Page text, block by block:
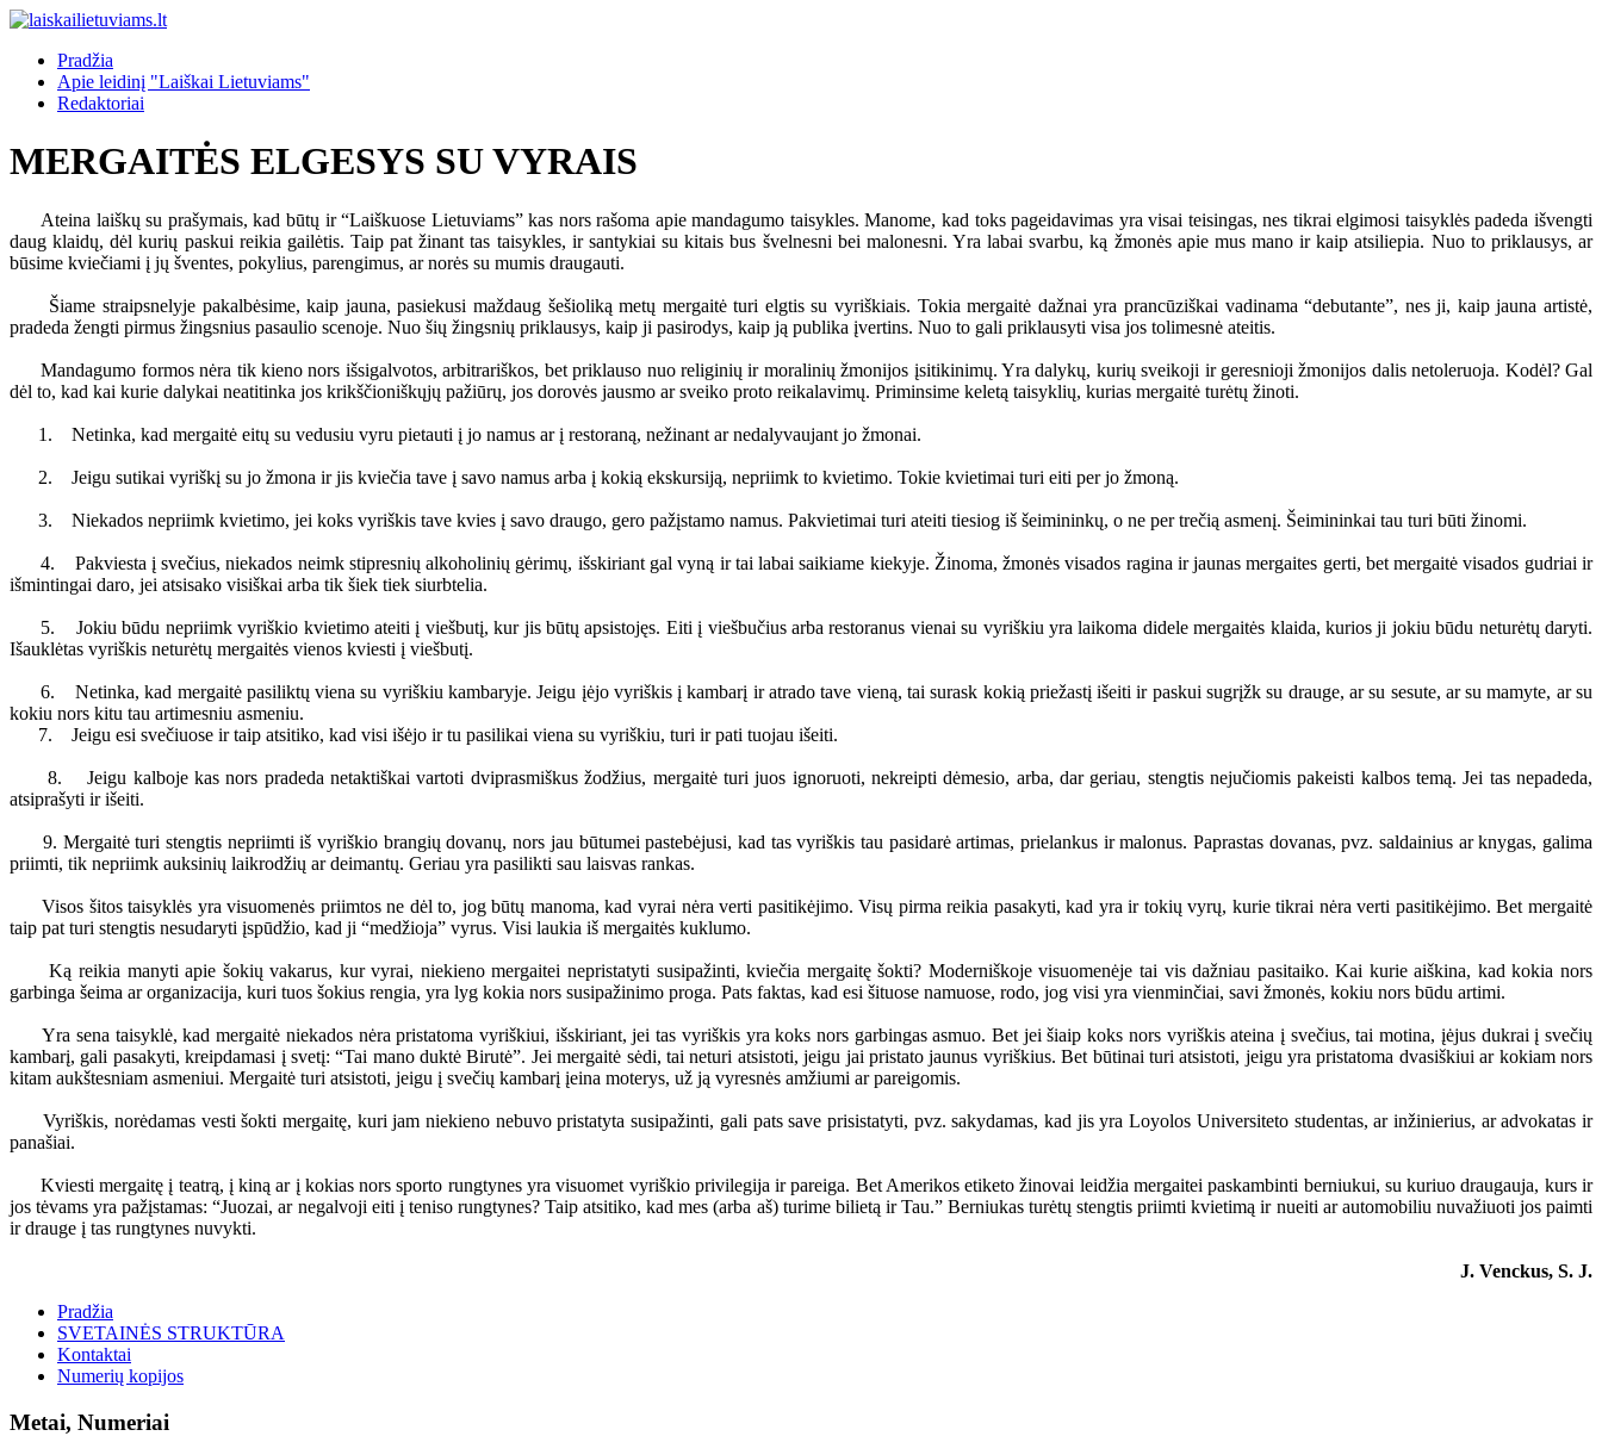
Pradžia
Apie leidinį "Laiškai Lietuviams"
Redaktoriai
MERGAITĖS ELGESYS SU VYRAIS
Ateina laiškų su prašymais, kad būtų ir “Laiškuose Lietuviams” kas nors rašoma apie mandagumo taisykles. Manome, kad toks pageidavimas yra visai teisingas, nes tikrai elgimosi taisyklės padeda išvengti
daug klaidų, dėl kurių paskui reikia gailėtis. Taip pat žinant tas taisykles, ir santykiai su kitais bus švelnesni bei malonesni. Yra labai svarbu, ką žmonės apie mus mano ir kaip atsiliepia. Nuo to priklausys, ar
būsime kviečiami į jų šventes, pokylius, parengimus, ar norės su mumis draugauti.
Šiame straipsnelyje pakalbėsime, kaip jauna, pasiekusi maždaug šešioliką metų mergaitė turi elgtis su vyriškiais. Tokia mergaitė dažnai yra prancūziškai vadinama “debutante”, nes ji, kaip jauna artistė,
pradeda žengti pirmus žingsnius pasaulio scenoje. Nuo šių žingsnių priklausys, kaip ji pasirodys, kaip ją publika įvertins. Nuo to gali priklausyti visa jos tolimesnė ateitis.
Mandagumo formos nėra tik kieno nors išsigalvotos, arbitrariškos, bet priklauso nuo religinių ir moralinių žmonijos įsitikinimų. Yra dalykų, kurių sveikoji ir geresnioji žmonijos dalis netoleruoja. Kodėl? Gal
dėl to, kad kai kurie dalykai neatitinka jos krikščioniškųjų pažiūrų, jos dorovės jausmo ar sveiko proto reikalavimų. Priminsime keletą taisyklių, kurias mergaitė turėtų žinoti.
1. Netinka, kad mergaitė eitų su vedusiu vyru pietauti į jo namus ar į restoraną, nežinant ar nedalyvaujant jo žmonai.
2. Jeigu sutikai vyriškį su jo žmona ir jis kviečia tave į savo namus arba į kokią ekskursiją, nepriimk to kvietimo. Tokie kvietimai turi eiti per jo žmoną.
3. Niekados nepriimk kvietimo, jei koks vyriškis tave kvies į savo draugo, gero pažįstamo namus. Pakvietimai turi ateiti tiesiog iš šeimininkų, o ne per trečią asmenį. Šeimininkai tau turi būti žinomi.
4. Pakviesta į svečius, niekados neimk stipresnių alkoholinių gėrimų, išskiriant gal vyną ir tai labai saikiame kiekyje. Žinoma, žmonės visados ragina ir jaunas mergaites gerti, bet mergaitė visados gudriai ir
išmintingai daro, jei atsisako visiškai arba tik šiek tiek siurbtelia.
5. Jokiu būdu nepriimk vyriškio kvietimo ateiti į viešbutį, kur jis būtų apsistojęs. Eiti į viešbučius arba restoranus vienai su vyriškiu yra laikoma didele mergaitės klaida, kurios ji jokiu būdu neturėtų daryti.
Išauklėtas vyriškis neturėtų mergaitės vienos kviesti į viešbutį.
6. Netinka, kad mergaitė pasiliktų viena su vyriškiu kambaryje. Jeigu įėjo vyriškis į kambarį ir atrado tave vieną, tai surask kokią priežastį išeiti ir paskui sugrįžk su drauge, ar su sesute, ar su mamyte, ar su
kokiu nors kitu tau artimesniu asmeniu.
7. Jeigu esi svečiuose ir taip atsitiko, kad visi išėjo ir tu pasilikai viena su vyriškiu, turi ir pati tuojau išeiti.
8. Jeigu kalboje kas nors pradeda netaktiškai vartoti dviprasmiškus žodžius, mergaitė turi juos ignoruoti, nekreipti dėmesio, arba, dar geriau, stengtis nejučiomis pakeisti kalbos temą. Jei tas nepadeda,
atsiprašyti ir išeiti.
9. Mergaitė turi stengtis nepriimti iš vyriškio brangių dovanų, nors jau būtumei pastebėjusi, kad tas vyriškis tau pasidarė artimas, prielankus ir malonus. Paprastas dovanas, pvz. saldainius ar knygas, galima
priimti, tik nepriimk auksinių laikrodžių ar deimantų. Geriau yra pasilikti sau laisvas rankas.
Visos šitos taisyklės yra visuomenės priimtos ne dėl to, jog būtų manoma, kad vyrai nėra verti pasitikėjimo. Visų pirma reikia pasakyti, kad yra ir tokių vyrų, kurie tikrai nėra verti pasitikėjimo. Bet mergaitė
taip pat turi stengtis nesudaryti įspūdžio, kad ji “medžioja” vyrus. Visi laukia iš mergaitės kuklumo.
Ką reikia manyti apie šokių vakarus, kur vyrai, niekieno mergaitei nepristatyti susipažinti, kviečia mergaitę šokti? Moderniškoje visuomenėje tai vis dažniau pasitaiko. Kai kurie aiškina, kad kokia nors
garbinga šeima ar organizacija, kuri tuos šokius rengia, yra lyg kokia nors susipažinimo proga. Pats faktas, kad esi šituose namuose, rodo, jog visi yra vienminčiai, savi žmonės, kokiu nors būdu artimi.
Yra sena taisyklė, kad mergaitė niekados nėra pristatoma vyriškiui, išskiriant, jei tas vyriškis yra koks nors garbingas asmuo. Bet jei šiaip koks nors vyriškis ateina į svečius, tai motina, įėjus dukrai į svečių
kambarį, gali pasakyti, kreipdamasi į svetį: “Tai mano duktė Birutė”. Jei mergaitė sėdi, tai neturi atsistoti, jeigu jai pristato jaunus vyriškius. Bet būtinai turi atsistoti, jeigu yra pristatoma dvasiškiui ar kokiam nors
kitam aukštesniam asmeniui. Mergaitė turi atsistoti, jeigu į svečių kambarį įeina moterys, už ją vyresnės amžiumi ar pareigomis.
Vyriškis, norėdamas vesti šokti mergaitę, kuri jam niekieno nebuvo pristatyta susipažinti, gali pats save prisistatyti, pvz. sakydamas, kad jis yra Loyolos Universiteto studentas, ar inžinierius, ar advokatas ir
panašiai.
Kviesti mergaitę į teatrą, į kiną ar į kokias nors sporto rungtynes yra visuomet vyriškio privilegija ir pareiga. Bet Amerikos etiketo žinovai leidžia mergaitei paskambinti berniukui, su kuriuo draugauja, kurs ir
jos tėvams yra pažįstamas: “Juozai, ar negalvoji eiti į teniso rungtynes? Taip atsitiko, kad mes (arba aš) turime bilietą ir Tau.” Berniukas turėtų stengtis priimti kvietimą ir nueiti ar automobiliu nuvažiuoti jos paimti
ir drauge į tas rungtynes nuvykti.
J. Venckus, S. J.
Pradžia
SVETAINĖS STRUKTŪRA
Kontaktai
Numerių kopijos
Metai, Numeriai